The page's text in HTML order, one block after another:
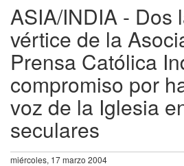
ASIA/INDIA - Dos
vértice de la
Prensa Católica
compromiso por
voz de la Iglesia
seculares
miércoles, 17 marzo 2004